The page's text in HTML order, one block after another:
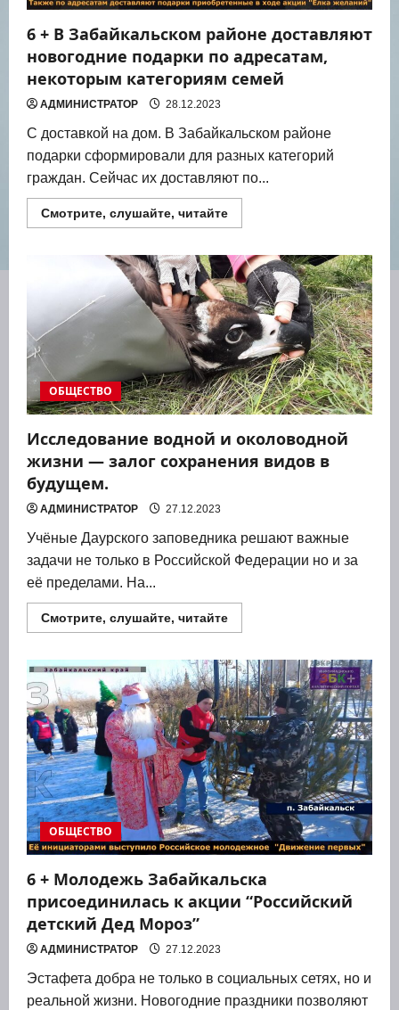
6 + В Забайкальском районе доставляют
новогодние подарки по адресатам,
некоторым категориям семей
АДМИНИСТРАТОР 28.12.2023
С достав­кой на дом. В Забай­каль­ском рай­оне
подар­ки сфор­ми­ро­ва­ли для раз­ных кате­го­рий
граж­дан. Сей­час их достав­ля­ют по...
Смотрите, слушайте, читайтеПрочитать
больше
+
В
Забайкальском
районе
доставляют
новогодние
подарки
по
адресатам,
некоторым
категориям
семей
ОБЩЕСТВО
Исследование водной и околоводной
жизни — залог сохранения видов в
будущем.
АДМИНИСТРАТОР 27.12.2023
Учё­ные Даур­ско­го запо­вед­ни­ка реша­ют важ­ные
зада­чи не толь­ко в Рос­сий­ской Феде­ра­ции но и за
её пре­де­ла­ми. На...
Смотрите, слушайте, читайтеПрочитать
больше
водной
и
околоводной
жизни
—
залог
сохранения
видов
в
будущем.
ОБЩЕСТВО
6 + Молодежь Забайкальска
присоединилась к акции “Российский
детский Дед Мороз”
АДМИНИСТРАТОР 27.12.2023
Эста­фе­та добра не толь­ко в соци­аль­ных сетях, но и
реаль­ной жиз­ни. Ново­год­ние празд­ни­ки поз­во­ля­ют